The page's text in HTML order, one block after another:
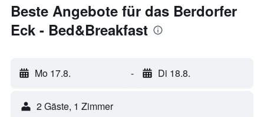
Beste Angebote für das Berdorfer
Eck - Bed&Breakfast
Mo 17.8. - Di 18.8.
2 Gäste, 1 Zimmer